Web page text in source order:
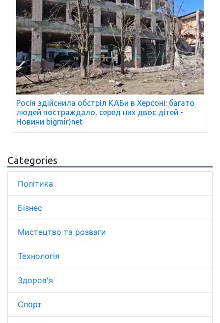
Росія здійснила обстріл КАБи в Херсоні: багато
людей постраждало, серед них двоє дітей -
Новини bigmir)net
Categories
Політика
Бізнес
Мистецтво та розваги
Технологія
Здоров'я
Спорт